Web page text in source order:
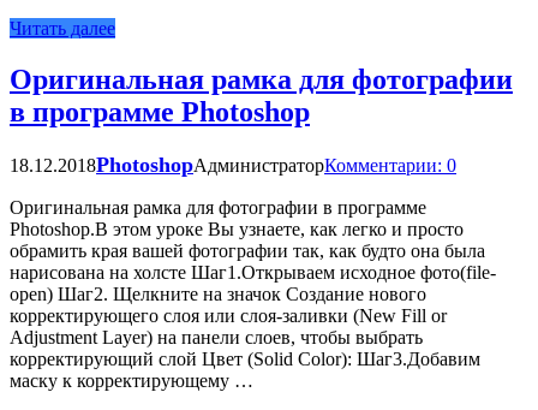
Читать далее
Оригинальная рамка для фотографии
в программе Photoshop
18.12.2018PhotoshopАдминистраторКомментарии: 0
Оригинальная рамка для фотографии в программе
Photoshop.В этом уроке Вы узнаете, как легко и просто
обрамить края вашей фотографии так, как будто она была
нарисована на холсте Шаг1.Открываем исходное фото(file-
open) Шаг2. Щелкните на значок Создание нового
корректирующего слоя или слоя-заливки (New Fill or
Adjustment Layer) на панели слоев, чтобы выбрать
корректирующий слой Цвет (Solid Color): Шаг3.Добавим
маску к корректирующему …